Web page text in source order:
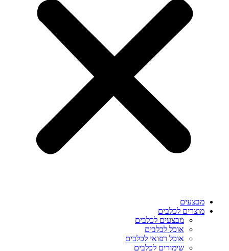
מבצעים
מוצרים לכלבים
מבצעים לכלבים
אוכל לכלבים
אוכל רפואי לכלבים
שימורים לכלבים